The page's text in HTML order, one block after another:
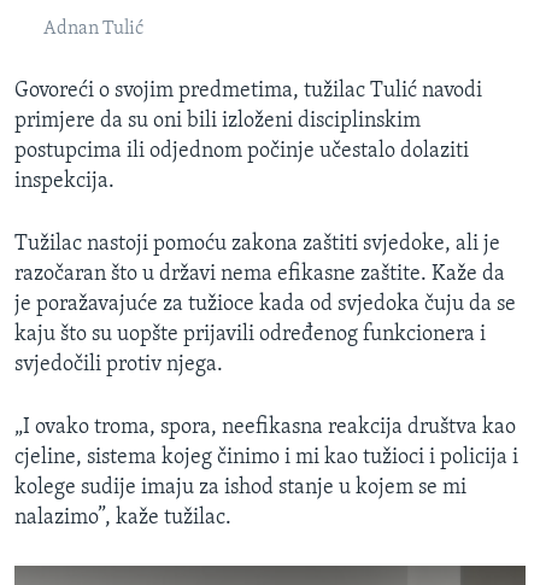
Adnan Tulić
Govoreći o svojim predmetima, tužilac Tulić navodi
primjere da su oni bili izloženi disciplinskim
postupcima ili odjednom počinje učestalo dolaziti
inspekcija.
Tužilac nastoji pomoću zakona zaštiti svjedoke, ali je
razočaran što u državi nema efikasne zaštite. Kaže da
je poražavajuće za tužioce kada od svjedoka čuju da se
kaju što su uopšte prijavili određenog funkcionera i
svjedočili protiv njega.
„I ovako troma, spora, neefikasna reakcija društva kao
cjeline, sistema kojeg činimo i mi kao tužioci i policija i
kolege sudije imaju za ishod stanje u kojem se mi
nalazimo”, kaže tužilac.